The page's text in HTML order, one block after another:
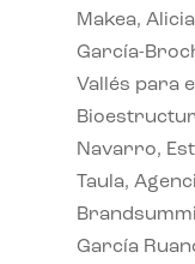
Makea,
García-
Vallés para
Navarro,
Taula,
García